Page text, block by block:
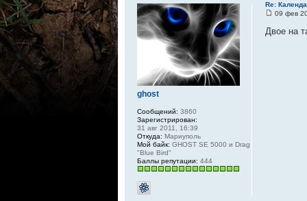
Re:
09 фев
Двое на
ghost
Сообщений: 3860
Зарегистрирован:
31 авг 2011, 16:39
Откуда: Мариуполь
Мой байк: GHOST SE 5000 и Drag
"Blue Bird"
Баллы репутации: 444